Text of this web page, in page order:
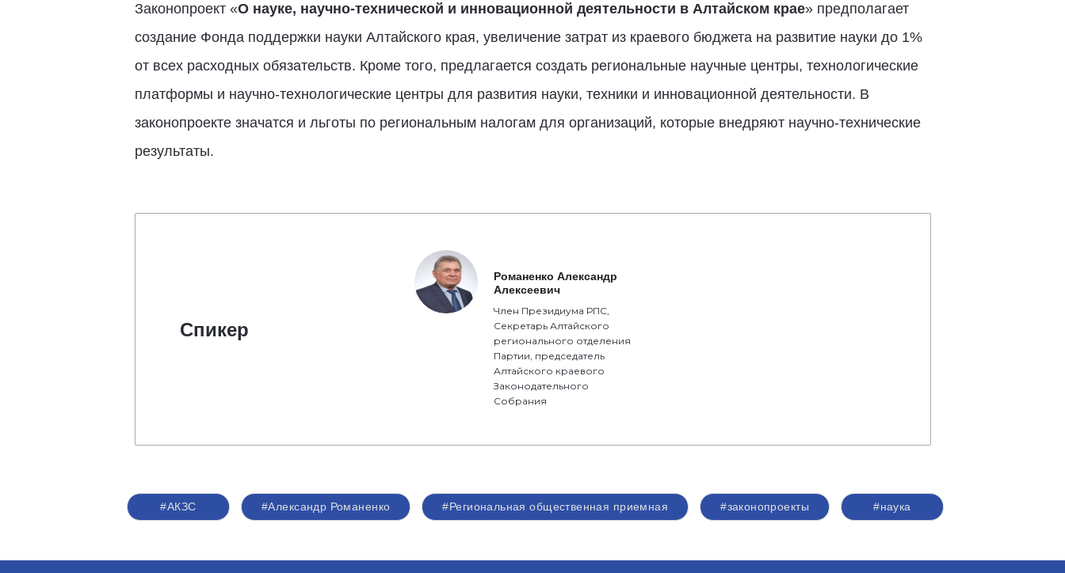
Законопроект «О науке, научно-технической и инновационной деятельности в Алтайском крае» предполагает
создание Фонда поддержки науки Алтайского края, увеличение затрат из краевого бюджета на развитие науки до 1%
от всех расходных обязательств. Кроме того, предлагается создать региональные научные центры, технологические
платформы и научно-технологические центры для развития науки, техники и инновационной деятельности. В
законопроекте значатся и льготы по региональным налогам для организаций, которые внедряют научно-технические
результаты.
Спикер
Романенко Александр
Алексеевич
Член Президиума РПС,
Секретарь Алтайского
регионального отделения
Партии, председатель
Алтайского краевого
Законодательного
Собрания
#АКЗС #Александр Романенко #Региональная общественная приемная #законопроекты #наука